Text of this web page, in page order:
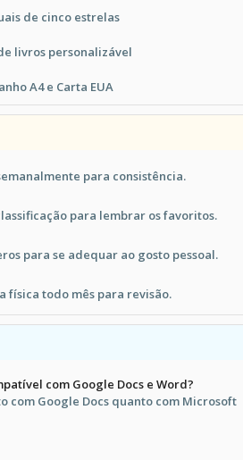
de cinco estrelas
livros personalizável
A4 e Carta EUA
para consistência.
para lembrar os favoritos.
para se adequar ao gosto pessoal.
física todo mês para revisão.
com Google Docs e Word?
com Google Docs quanto com Microsoft